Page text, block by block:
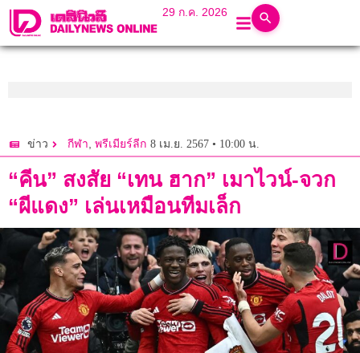
29 ก.ค. 2026
ข่าว กีฬา, พรีเมียร์ลีก 8 เม.ย. 2567 • 10:00 น.
“คีน” สงสัย “เทน ฮาก” เมาไวน์-จวก
“ผีแดง” เล่นเหมือนทีมเล็ก